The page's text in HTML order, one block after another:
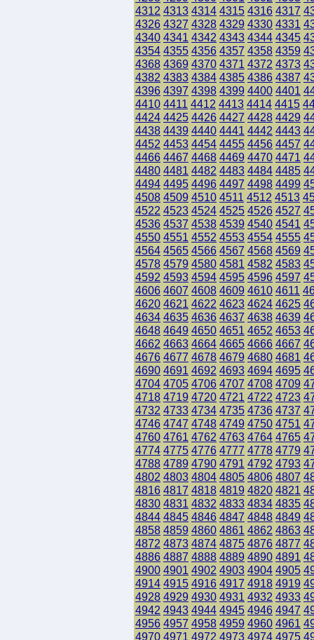
4312 4313 4314 4315 4316 4317
4326 4327 4328 4329 4330 4331
4340 4341 4342 4343 4344 4345
4354 4355 4356 4357 4358 4359
4368 4369 4370 4371 4372 4373
4382 4383 4384 4385 4386 4387
4396 4397 4398 4399 4400 4401
4410 4411 4412 4413 4414 4415
4424 4425 4426 4427 4428 4429
4438 4439 4440 4441 4442 4443
4452 4453 4454 4455 4456 4457
4466 4467 4468 4469 4470 4471
4480 4481 4482 4483 4484 4485
4494 4495 4496 4497 4498 4499
4508 4509 4510 4511 4512 4513
4522 4523 4524 4525 4526 4527
4536 4537 4538 4539 4540 4541
4550 4551 4552 4553 4554 4555
4564 4565 4566 4567 4568 4569
4578 4579 4580 4581 4582 4583
4592 4593 4594 4595 4596 4597
4606 4607 4608 4609 4610 4611
4620 4621 4622 4623 4624 4625
4634 4635 4636 4637 4638 4639
4648 4649 4650 4651 4652 4653
4662 4663 4664 4665 4666 4667
4676 4677 4678 4679 4680 4681
4690 4691 4692 4693 4694 4695
4704 4705 4706 4707 4708 4709
4718 4719 4720 4721 4722 4723
4732 4733 4734 4735 4736 4737
4746 4747 4748 4749 4750 4751
4760 4761 4762 4763 4764 4765
4774 4775 4776 4777 4778 4779
4788 4789 4790 4791 4792 4793
4802 4803 4804 4805 4806 4807
4816 4817 4818 4819 4820 4821
4830 4831 4832 4833 4834 4835
4844 4845 4846 4847 4848 4849
4858 4859 4860 4861 4862 4863
4872 4873 4874 4875 4876 4877
4886 4887 4888 4889 4890 4891
4900 4901 4902 4903 4904 4905
4914 4915 4916 4917 4918 4919
4928 4929 4930 4931 4932 4933
4942 4943 4944 4945 4946 4947
4956 4957 4958 4959 4960 4961
4970 4971 4972 4973 4974 4975